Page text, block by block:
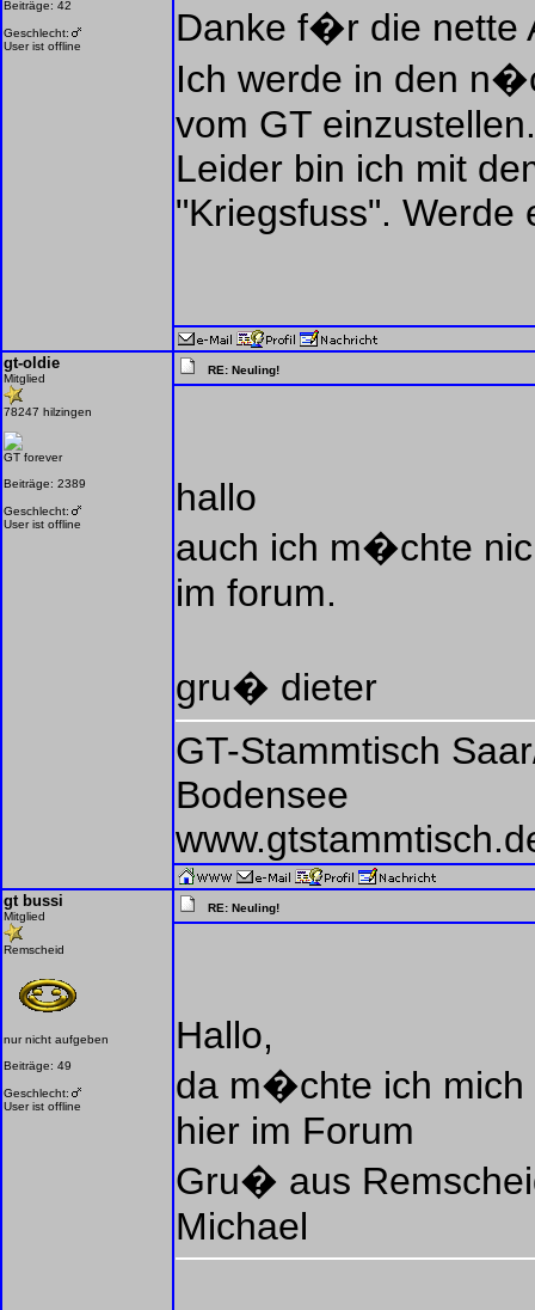
Beiträge: 42
Geschlecht:
User ist offline
Danke f�r die nette
Ich werde in den
vom GT einzustellen.
Leider bin ich mit
"Kriegsfuss". Werde
gt-oldie
Mitglied
78247 hilzingen
GT forever
Beiträge: 2389
Geschlecht:
User ist offline
RE: Neuling!
hallo
auch ich m�chte
im forum.
gru� dieter
GT-Stammtisch
Bodensee
gt bussi
Mitglied
Remscheid
nur nicht aufgeben
Beiträge: 49
Geschlecht:
User ist offline
RE: Neuling!
Hallo,
da m�chte ich
hier im Forum
Gru� aus
Michael